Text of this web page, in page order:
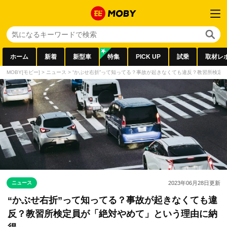
ホーム 新着 新型車 特集 PICK UP 試乗 取材レ
MOBY[モビー] > ニュース > “かぶせ右折”って知ってる？事故が起きなくても違反？教習所検定
ニュース 2023年06月28日更新
“かぶせ右折”って知ってる？事故が起きなくても違
反？教習所検定員が「絶対やめて」という理由に納